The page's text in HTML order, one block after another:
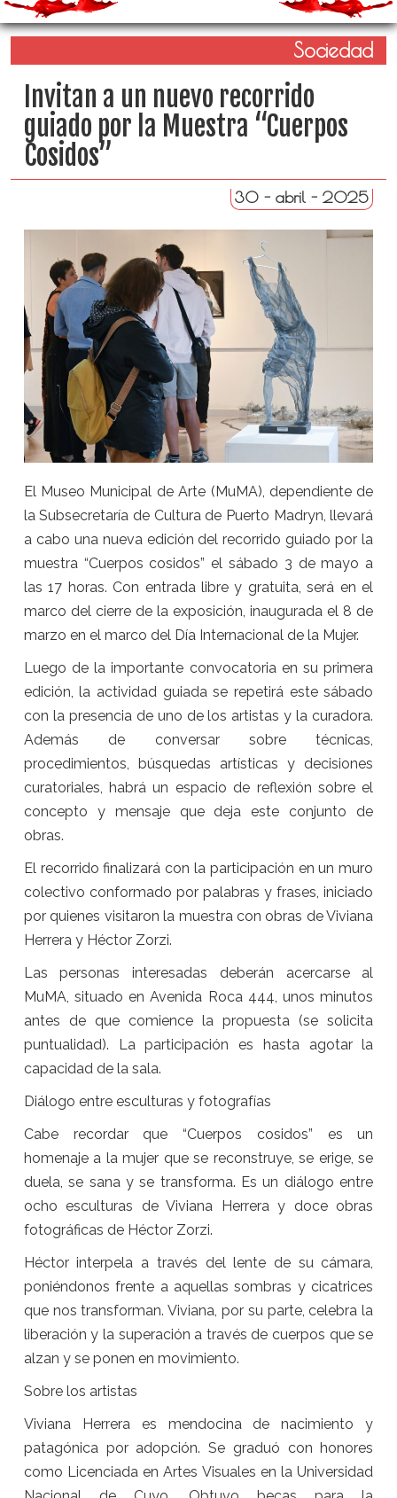
Sociedad
Invitan a un nuevo recorrido
guiado por la Muestra “Cuerpos
Cosidos”
30 - abril - 2025
El Museo Municipal de Arte (MuMA), dependiente de
la Subsecretaría de Cultura de Puerto Madryn, llevará
a cabo una nueva edición del recorrido guiado por la
muestra “Cuerpos cosidos” el sábado 3 de mayo a
las 17 horas. Con entrada libre y gratuita, será en el
marco del cierre de la exposición, inaugurada el 8 de
marzo en el marco del Día Internacional de la Mujer.
Luego de la importante convocatoria en su primera
edición, la actividad guiada se repetirá este sábado
con la presencia de uno de los artistas y la curadora.
Además de conversar sobre técnicas,
procedimientos, búsquedas artísticas y decisiones
curatoriales, habrá un espacio de reflexión sobre el
concepto y mensaje que deja este conjunto de
obras.
El recorrido finalizará con la participación en un muro
colectivo conformado por palabras y frases, iniciado
por quienes visitaron la muestra con obras de Viviana
Herrera y Héctor Zorzi.
Las personas interesadas deberán acercarse al
MuMA, situado en Avenida Roca 444, unos minutos
antes de que comience la propuesta (se solicita
puntualidad). La participación es hasta agotar la
capacidad de la sala.
Diálogo entre esculturas y fotografías
Cabe recordar que “Cuerpos cosidos” es un
homenaje a la mujer que se reconstruye, se erige, se
duela, se sana y se transforma. Es un diálogo entre
ocho esculturas de Viviana Herrera y doce obras
fotográficas de Héctor Zorzi.
Héctor interpela a través del lente de su cámara,
poniéndonos frente a aquellas sombras y cicatrices
que nos transforman. Viviana, por su parte, celebra la
liberación y la superación a través de cuerpos que se
alzan y se ponen en movimiento.
Sobre los artistas
Viviana Herrera es mendocina de nacimiento y
patagónica por adopción. Se graduó con honores
como Licenciada en Artes Visuales en la Universidad